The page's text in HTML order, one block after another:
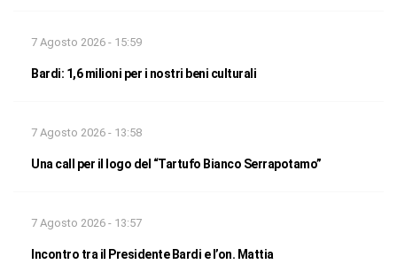
7 Agosto 2026 - 15:59
Bardi: 1,6 milioni per i nostri beni culturali
7 Agosto 2026 - 13:58
Una call per il logo del “Tartufo Bianco Serrapotamo”
7 Agosto 2026 - 13:57
Incontro tra il Presidente Bardi e l’on. Mattia